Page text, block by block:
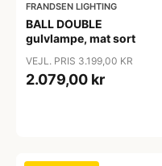
FRANDSEN LIGHTING
BALL DOUBLE
gulvlampe, mat sort
VEJL. PRIS 3.199,00 KR
2.079,00 kr